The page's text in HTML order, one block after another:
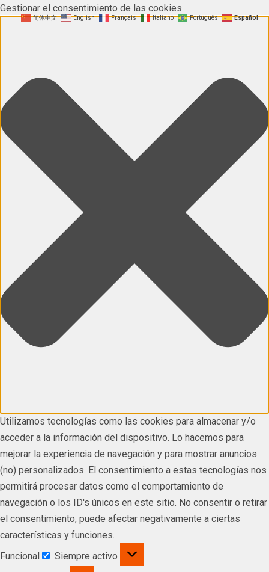
Gestionar el consentimiento de las cookies
Utilizamos tecnologías como las cookies para almacenar y/o
acceder a la información del dispositivo. Lo hacemos para
mejorar la experiencia de navegación y para mostrar anuncios
(no) personalizados. El consentimiento a estas tecnologías nos
permitirá procesar datos como el comportamiento de
navegación o los ID's únicos en este sitio. No consentir o retirar
el consentimiento, puede afectar negativamente a ciertas
características y funciones.
Funcional
Siempre activo
简体中文 English Français Italiano Português Español